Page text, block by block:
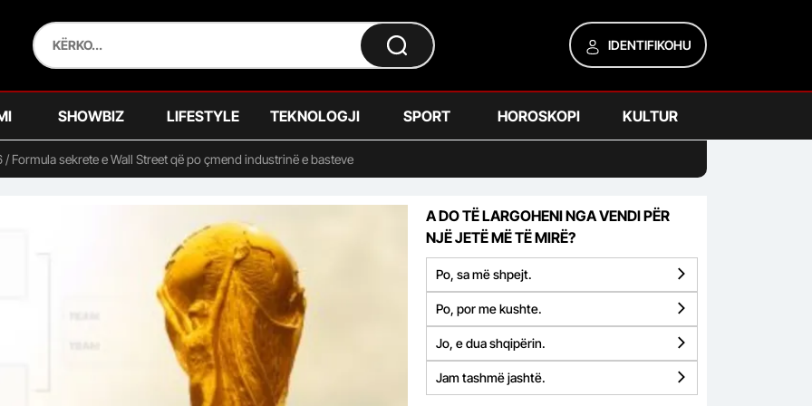
IDENTIFIKOHU
SHOWBIZ LIFESTYLE TEKNOLOGJI SPORT HOROSKOPI KULTUR
Formula sekrete e Wall Street që po çmend industrinë e basteve
A DO TË LARGOHENI NGA VENDI PËR
NJË JETË MË TË MIRË?
Po, sa më shpejt.
Po, por me kushte.
Jo, e dua shqipërin.
Jam tashmë jashtë.